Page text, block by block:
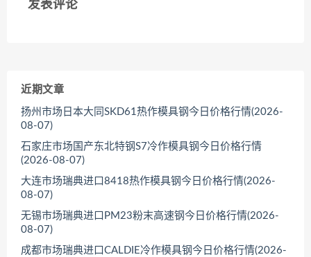
发表评论
近期文章
扬州市场日本大同SKD61热作模具钢今日价格行情(2026-
08-07)
石家庄市场国产东北特钢S7冷作模具钢今日价格行情
(2026-08-07)
大连市场瑞典进口8418热作模具钢今日价格行情(2026-
08-07)
无锡市场瑞典进口PM23粉末高速钢今日价格行情(2026-
08-07)
成都市场瑞典进口CALDIE冷作模具钢今日价格行情(2026-